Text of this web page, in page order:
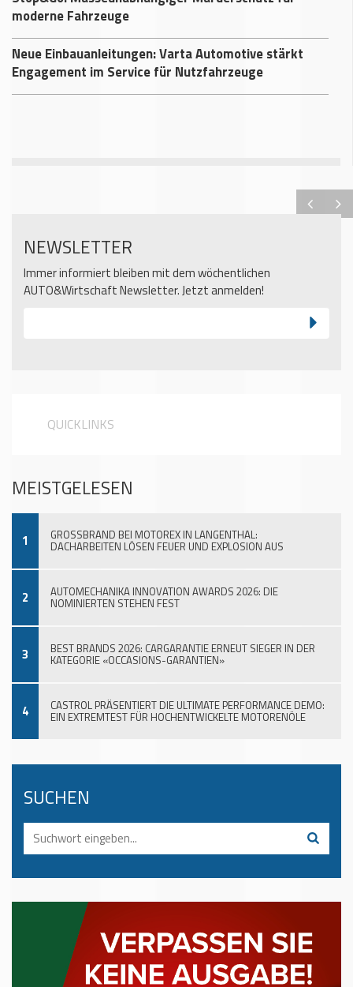
moderne Fahrzeuge
Neue Einbauanleitungen: Varta Automotive stärkt
Engagement im Service für Nutzfahrzeuge
NEWSLETTER
Immer informiert bleiben mit dem wöchentlichen
AUTO&Wirtschaft Newsletter. Jetzt anmelden!
QUICKLINKS
MEISTGELESEN
1 GROSSBRAND BEI MOTOREX IN LANGENTHAL:
DACHARBEITEN LÖSEN FEUER UND EXPLOSION AUS
2 AUTOMECHANIKA INNOVATION AWARDS 2026: DIE
NOMINIERTEN STEHEN FEST
3 BEST BRANDS 2026: CARGARANTIE ERNEUT SIEGER IN DER
KATEGORIE «OCCASIONS-GARANTIEN»
4 CASTROL PRÄSENTIERT DIE ULTIMATE PERFORMANCE DEMO:
EIN EXTREMTEST FÜR HOCHENTWICKELTE MOTORENÖLE
SUCHEN